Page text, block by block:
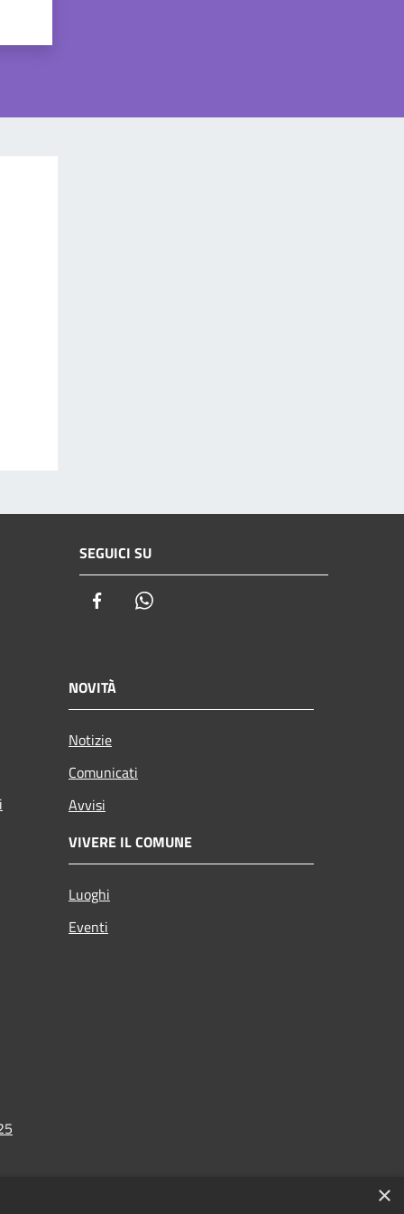
SEGUICI SU
Facebook
NOVITÀ
Notizie
Comunicati
Avvisi
VIVERE IL COMUNE
Luoghi
Eventi
×